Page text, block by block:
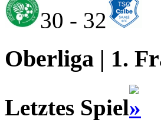
30 - 32
Oberliga | 1.
Letztes Spiel